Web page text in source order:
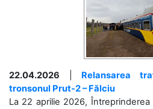
22.04.2026
Relansarea
tronsonul Prut-2 – Fălciu
La 22 aprilie 2026, Întreprinderea